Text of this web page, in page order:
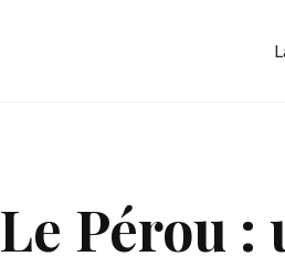
Le Pérou :